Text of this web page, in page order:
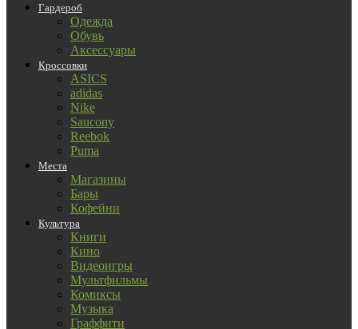
Гардероб
Одежда
Обувь
Аксессуары
Кроссовки
ASICS
adidas
Nike
Saucony
Reebok
Puma
Места
Магазины
Бары
Кофейни
Культура
Книги
Кино
Видеоигры
Мультфильмы
Комиксы
Музыка
Граффити